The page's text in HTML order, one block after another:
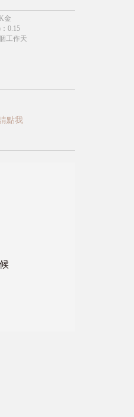
金
： 0.15
工作天
點我